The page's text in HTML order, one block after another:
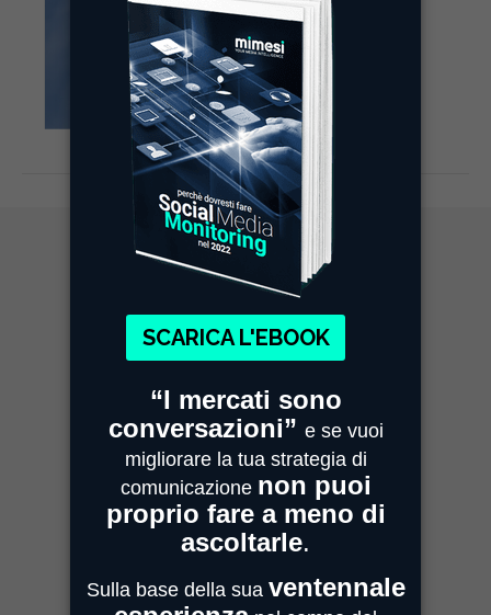
MIMESI MILANO
Sede Legale e Commerciale
Strada 4, Palazzo A - Scala 2
20059 Assago
MIMESI PARMA
Strada Quarta, 6/1D
43100 Parma
MIMESI FORLÌ
Sede divisione Audio Video
Via Guido Bonali, 14